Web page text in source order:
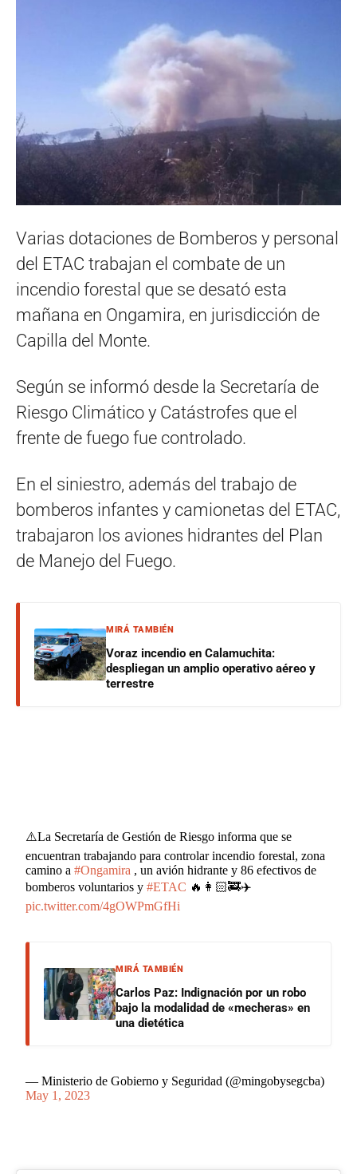
Varias dotaciones de Bomberos y personal
del ETAC trabajan el combate de un
incendio forestal que se desató esta
mañana en Ongamira, en jurisdicción de
Capilla del Monte.
Según se informó desde la Secretaría de
Riesgo Climático y Catástrofes que el
frente de fuego fue controlado.
En el siniestro, además del trabajo de
bomberos infantes y camionetas del ETAC,
trabajaron los aviones hidrantes del Plan
de Manejo del Fuego.
MIRÁ TAMBIÉN
Voraz incendio en Calamuchita:
despliegan un amplio operativo aéreo y
terrestre
⚠️La Secretaría de Gestión de Riesgo informa que se
encuentran trabajando para controlar incendio forestal, zona
camino a#Ongamira , un avión hidrante y 86 efectivos de
bomberos voluntarios y#ETAC 🔥👩🏻‍🚒✈️
pic.twitter.com/4gOWPmGfHi
MIRÁ TAMBIÉN
Carlos Paz: Indignación por un robo
bajo la modalidad de «mecheras» en
una dietética
— Ministerio de Gobierno y Seguridad (@mingobysegcba)
May 1, 2023